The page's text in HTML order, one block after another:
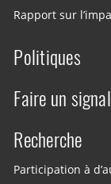
Rapport sur
Politiques
Faire un
Recherche
Participation à